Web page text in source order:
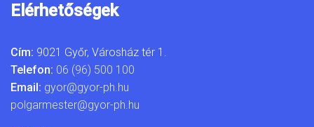
Elérhetőségek
Cím: 9021 Győr, Városház tér 1.
Telefon: 06 (96) 500 100
Email: gyor@gyor-ph.hu
polgarmester@gyor-ph.hu